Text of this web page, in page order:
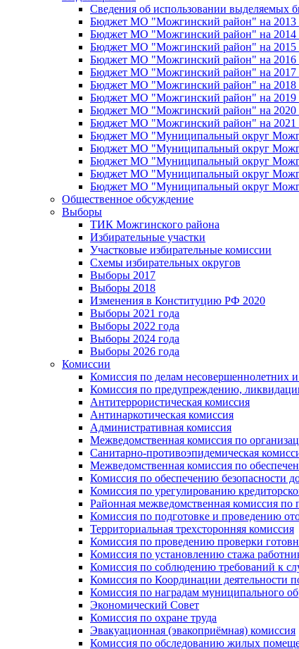
Сведения об использовании выделяемых
Бюджет МО "Можгинский район" на 2013
Бюджет МО "Можгинский район" на 2014
Бюджет МО "Можгинский район" на 2015
Бюджет МО "Можгинский район" на 2016
Бюджет МО "Можгинский район" на 2017
Бюджет МО "Можгинский район" на 2018
Бюджет МО "Можгинский район" на 2019
Бюджет МО "Можгинский район" на 2020
Бюджет МО "Можгинский район" на 2021
Бюджет МО "Муниципальный округ
Бюджет МО "Муниципальный округ
Бюджет МО "Муниципальный округ
Бюджет МО "Муниципальный округ
Бюджет МО "Муниципальный округ
Общественное обсуждение
Выборы
ТИК Можгинского района
Избирательные участки
Участковые избирательные комиссии
Схемы избирательных округов
Выборы 2017
Выборы 2018
Изменения в Конституцию РФ 2020
Выборы 2021 года
Выборы 2022 года
Выборы 2024 года
Выборы 2026 года
Комиссии
Комиссия по делам несовершеннолетних
Комиссия по предупреждению,
Антитеррористическая комиссия
Антинаркотическая комиссия
Административная комиссия
Межведомственная комиссия по
Санитарно-противоэпидемическая
Межведомственная комиссия по
Комиссия по обеспечению безопасности
Комиссия по урегулированию
Районная межведомственная комиссия
Комиссия по подготовке и проведению
Территориальная трехсторонняя комиссия
Комиссия по проведению проверки
Комиссия по установлению стажа
Комиссия по соблюдению требований к
Комиссия по Координации деятельности
Комиссия по наградам муниципального
Экономический Совет
Комиссия по охране труда
Эвакуационная (эвакоприёмная) комиссия
Комиссия по обследованию жилых